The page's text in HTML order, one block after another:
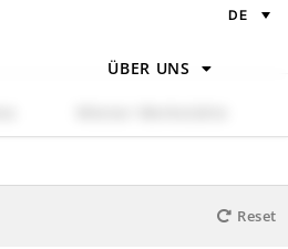
DE
ÜBER UNS
Reset